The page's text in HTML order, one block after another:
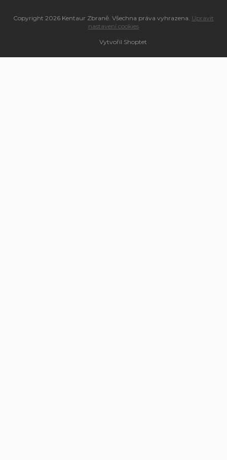
Vytvořil Shoptet
Copyright 2026 Kentaur Zbraně . Všechna práva vyhrazena. Upravit
nastavení cookies